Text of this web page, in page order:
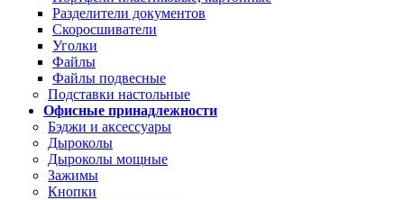
Разделители документов
Скоросшиватели
Уголки
Файлы
Файлы подвесные
Подставки настольные
Офисные принадлежности
Бэджи и аксессуары
Дыроколы
Дыроколы мощные
Зажимы
Кнопки